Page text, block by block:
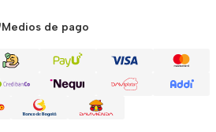
Medios de pago